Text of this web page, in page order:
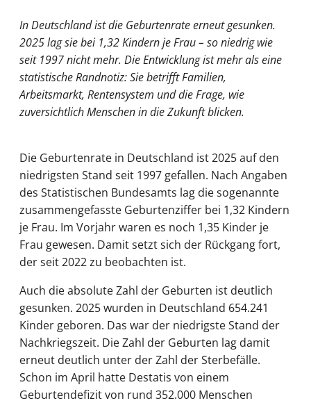
In Deutschland ist die Geburtenrate erneut gesunken.
2025 lag sie bei 1,32 Kindern je Frau – so niedrig wie
seit 1997 nicht mehr. Die Entwicklung ist mehr als eine
statistische Randnotiz: Sie betrifft Familien,
Arbeitsmarkt, Rentensystem und die Frage, wie
zuversichtlich Menschen in die Zukunft blicken.
Die Geburtenrate in Deutschland ist 2025 auf den
niedrigsten Stand seit 1997 gefallen. Nach Angaben
des Statistischen Bundesamts lag die sogenannte
zusammengefasste Geburtenziffer bei 1,32 Kindern
je Frau. Im Vorjahr waren es noch 1,35 Kinder je
Frau gewesen. Damit setzt sich der Rückgang fort,
der seit 2022 zu beobachten ist.
Auch die absolute Zahl der Geburten ist deutlich
gesunken. 2025 wurden in Deutschland 654.241
Kinder geboren. Das war der niedrigste Stand der
Nachkriegszeit. Die Zahl der Geburten lag damit
erneut deutlich unter der Zahl der Sterbefälle.
Schon im April hatte Destatis von einem
Geburtendefizit von rund 352.000 Menschen